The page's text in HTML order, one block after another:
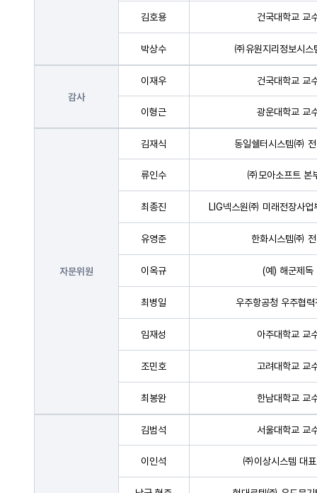
김호용 건국대학교 교
박상수 ㈜유원지리정보시스
감사
이재우 건국대학교 교
이형근 광운대학교 교
자문위원
김재식 동일쉘터시스템㈜
류인수 ㈜모아소프트 본
최종진 LIG넥스원㈜ 미래전장사업
유영준 한화시스템㈜
이옥규 (예) 해군제독
최병일 우주항공청 우주협력
임재성 아주대학교 교
조민호 고려대학교 교
최봉완 한남대학교 교
김범석 서울대학교 교
이인석 ㈜이상시스템 대